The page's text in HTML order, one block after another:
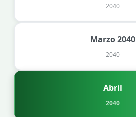
2040
Marzo 2040
2040
Abril
2040